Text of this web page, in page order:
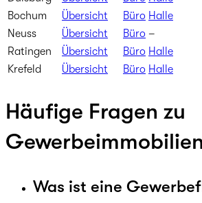
Bochum
Übersicht Büro Halle
Neuss
Übersicht Büro –
Ratingen
Übersicht Büro Halle
Krefeld
Übersicht Büro Halle
Häufige Fragen zu
Was ist eine